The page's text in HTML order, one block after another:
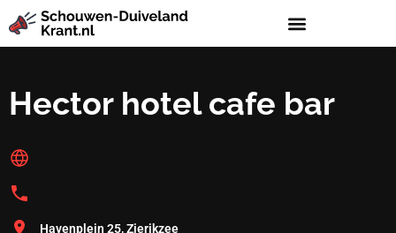
Hector hotel cafe bar
Havenplein 25, Zierikzee